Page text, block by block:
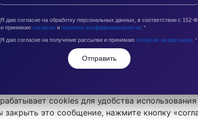
Я даю согласие на обработку персональных данных, в соответствии с 152-
и принимаю согласие и политику конфиденциальности *
Я даю согласие на получение рассылки и принимаю согласие на рассылку. *
Отправить
cookies для удобства
закрыть это сообщение, нажмите кнопку